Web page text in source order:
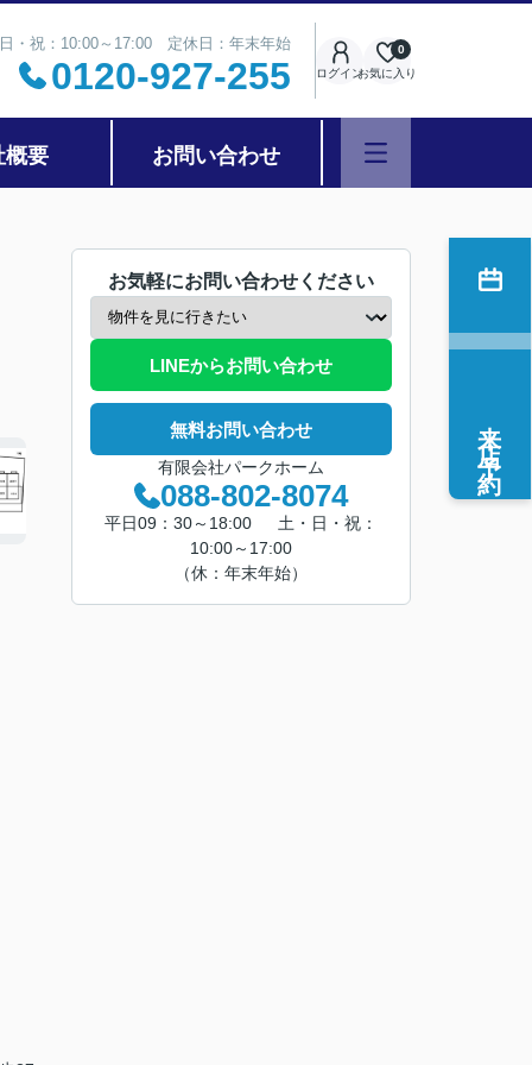
・祝：10:00～17:00 定休日：年末年始
0120-927-255 ログインお気に入り
0
概要 お問い合わせ
お気軽にお問い合わせください
LINEからお問い合わせ
無料お問い合わせ
有限会社パークホーム
088-802-8074
平日09：30～18:00 土・日・祝：
10:00～17:00
（休：年末年始）
来店予約